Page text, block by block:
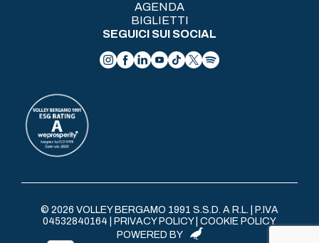
AGENDA
BIGLIETTI
SEGUICI SUI SOCIAL
© 2026 VOLLEY BERGAMO 1991 S.S.D. A R.L. | P.IVA
04532840164 | PRIVACY POLICY| COOKIE POLICY
POWERED BY